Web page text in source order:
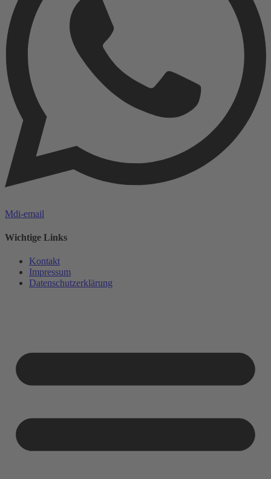
Mdi-email
Wichtige Links
Kontakt
Impressum
Datenschutzerklärung